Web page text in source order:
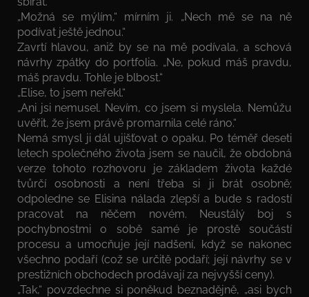
„Možná se mýlím,“ mírním ji. „Nech mě se na ně
podívat ještě jednou.“
Zavrtí hlavou, aniž by se na mě podívala, a schová
návrhy zpátky do portfolia. „Ne, pokud máš pravdu,
máš pravdu. Tohle je blbost.“
„Elise, to jsem neřekl.“
„Ani jsi nemusel. Nevím, co jsem si myslela. Nemůžu
uvěřit, že jsem právě promarnila celé ráno.“
Nemá smysl ji dál ujišťovat o opaku. Po téměř deseti
letech společného života jsem se naučil, že obdobná
verze tohoto rozhovoru je základem života každé
tvůrčí osobnosti a není třeba si ji brát osobně;
odpoledne se Elisina nálada zlepší a bude s radostí
pracovat na něčem novém. Neustálý boj s
pochybnostmi o sobě samé je prostě součástí
procesu a umocňuje její nadšení, když se nakonec
všechno podaří (což se určitě podaří; její návrhy se v
prestižních obchodech prodávají za nejvyšší ceny).
„Tak,“ povzdechne si poněkud beznadějně, „asi bych